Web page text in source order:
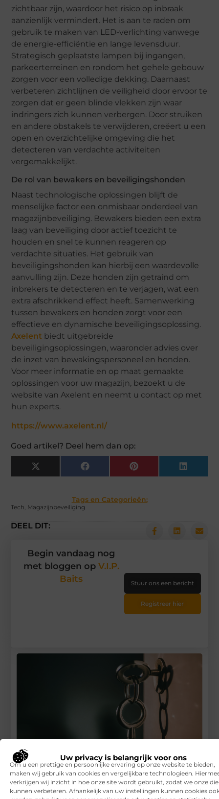
Uw privacy is belangrijk voor ons
Om u een prettige en persoonlijke ervaring op onze website te bieden,
maken wij gebruik van cookies en vergelijkbare technologieën.
verkrijgen wij inzicht in hoe onze site wordt gebruikt, zodat we onze
kunnen verbeteren. Afhankelijk van uw instellingen kunnen cookies
zichtbaar zijn, waardoor het risico op inbraak
aanzienlijk vermindert. Het is aan te raden om
gebruik te maken van LED-verlichting vanwege
de energie-efficiëntie en lange levensduur.
Strategisch geplaatste lampen bij ingangen,
parkeerterreinen en rondom het gehele gebouw
zorgen voor een volledige dekking. Daarnaast
verbeteren zichtlijnen de veiligheid door ervoor te
zorgen dat er geen blinde vlekken zijn waar
indringers zich kunnen verbergen. Door struiken
en andere obstakels te verwijderen, creëert u een
open en overzichtelijke omgeving die het
detecteren van verdachte activiteiten
vergemakkelijkt.
De rol van bewakers en beveiligingshonden
Naast technologische oplossingen blijft de
menselijke factor een onmisbaar onderdeel van
magazijnbeveiliging. Bewakers bieden een extra
laag van beveiliging door actief toezicht te
houden en snel te kunnen reageren op
verdachte situaties. Het gebruik van
beveiligingshonden kan hierbij een waardevolle
aanvulling zijn. Deze honden zijn getraind om
inbrekers te detecteren en te verjagen, wat een
extra afschrikkend effect heeft. Samenwerking
tussen bewakers en honden zorgt voor een
effectieve en dynamische beveiligingsoplossing.
Axelent biedt uitgebreide
beveiligingsoplossingen, waaronder advies over
de inzet van bewakingspersoneel en honden.
Voor meer informatie en op maat gemaakte
oplossingen voor uw magazijn, bezoekt u de
website van Axelent en neemt u contact op met
hun experts.
https://www.axelent.nl/
Goed artikel? Deel hem dan op:
X
(Twitter)
Facebook Pinterest LinkedIn
Tags en Categorieën:
Tech, Magazijnbeveiliging
DEEL DIT:
Best practices voor magazijnbeveiliging
Begin vandaag nog
met bloggen op V.I.P.
Baits
Stuur ons een bericht
Registreer hier